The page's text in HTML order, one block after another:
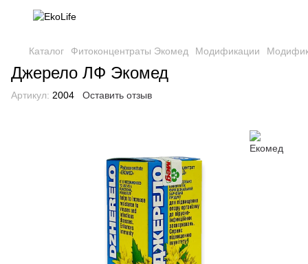
Каталог Фитоконцентраты Экомед Модификации
Джерело ЛФ Экомед
Артикул: 2004 Оставить отзыв